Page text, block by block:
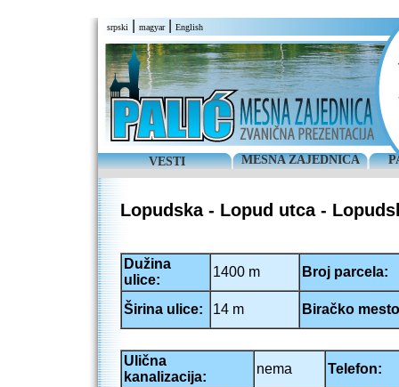
srpski magyar| English
VESTI MESNA ZAJEDNICA
Lopudska - Lopud utca -
Dužina
ulice:
1400 m Broj parcela:
Širina ulice: 14 m Biračko
Ulična
kanalizacija:
nema
Telefon: